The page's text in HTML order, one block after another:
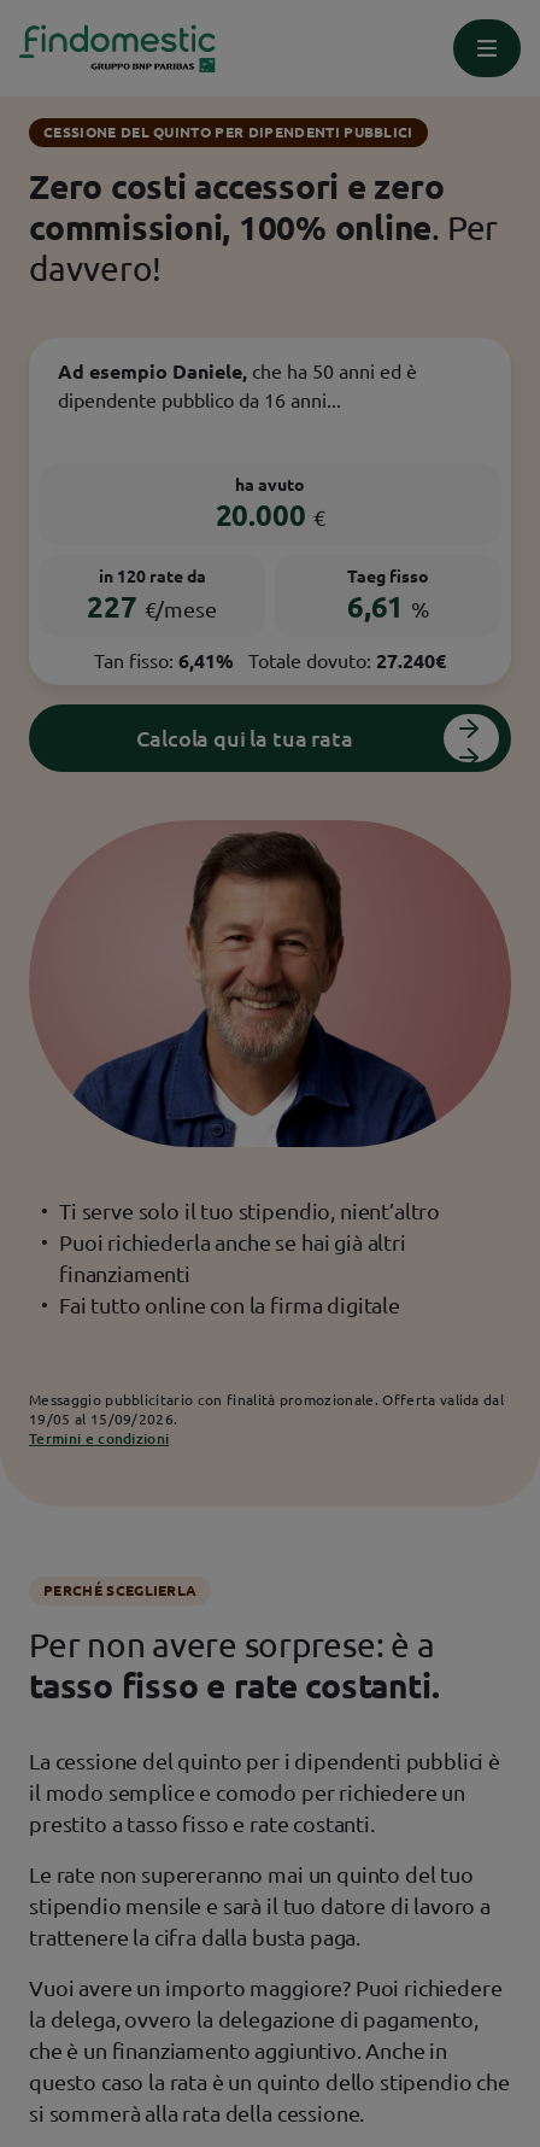
Homepage Cessione del Quinto
CESSIONE DEL QUINTO PER DIPENDENTI PUBBLICI
Zero costi accessori e zero
commissioni, 100% online. Per
davvero!
Ad esempio Daniele, che ha 50 anni ed è
dipendente pubblico da 16 anni...
ha avuto
20.000 €
in 120 rate da
227 €/mese
Taeg fisso
6,61 %
Tan fisso: 6,41% Totale dovuto: 27.240€
Calcola qui la tua rata
Ti serve solo il tuo stipendio, nient’altro
Puoi richiederla anche se hai già altri
finanziamenti
Fai tutto online con la firma digitale
Messaggio pubblicitario con finalità promozionale.Offerta valida dal
19/05 al 15/09/2026.
Termini e condizioni
PERCHÉ SCEGLIERLA
Per non avere sorprese: è a
tasso fisso e rate costanti.
La cessione del quinto per i dipendenti pubblici è
il modo semplice e comodo per richiedere un
prestito a tasso fisso e rate costanti.
Le rate non supereranno mai un quinto del tuo
stipendio mensile e sarà il tuo datore di lavoro a
trattenere la cifra dalla busta paga.
Vuoi avere un importo maggiore? Puoi richiedere
la delega, ovvero la delegazione di pagamento,
che è un finanziamento aggiuntivo. Anche in
questo caso la rata è un quinto dello stipendio che
si sommerà alla rata della cessione.